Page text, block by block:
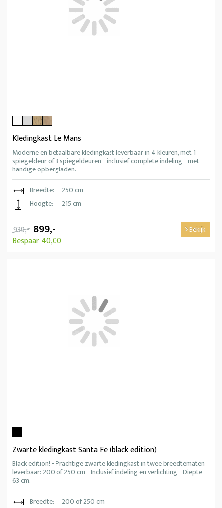
Kledingkast Le Mans
Moderne en betaalbare kledingkast leverbaar in 4 kleuren, met 1
spiegeldeur of 3 spiegeldeuren - inclusief complete indeling - met
handige opbergladen.
Breedte:
250 cm
Hoogte:
215 cm
939,- 899,-
Bespaar 40,00
Bekijk
Zwarte kledingkast Santa Fe (black edition)
Black edition! - Prachtige zwarte kledingkast in twee breedtematen
leverbaar: 200 of 250 cm - Inclusief indeling en verlichting - Diepte
63 cm.
Breedte:
200 of 250 cm